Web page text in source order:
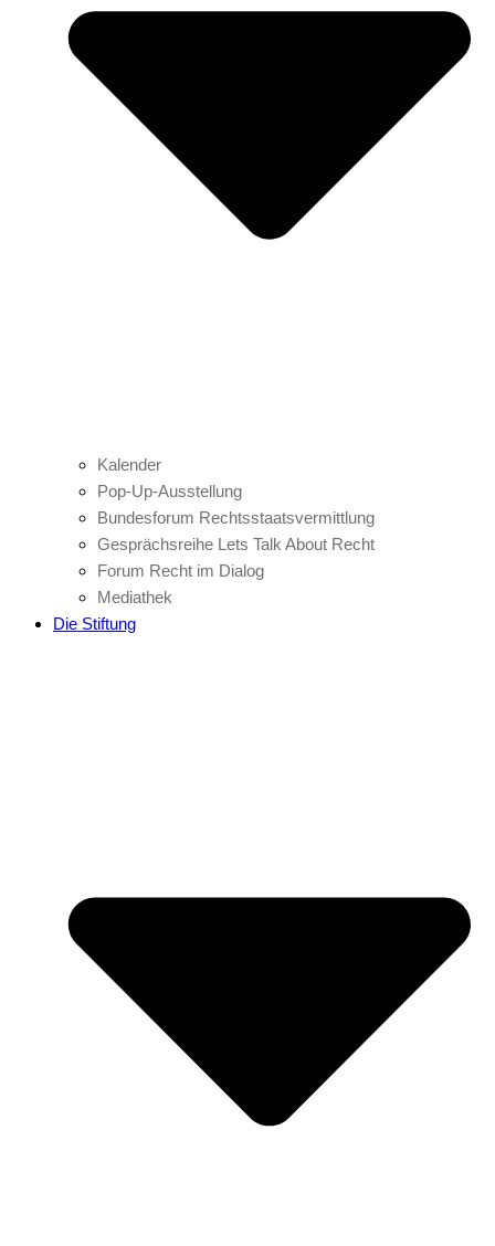
Kalender
Pop-Up-Ausstellung
Bundesforum Rechtsstaatsvermittlung
Gesprächsreihe Lets Talk About Recht
Forum Recht im Dialog
Mediathek
Die Stiftung